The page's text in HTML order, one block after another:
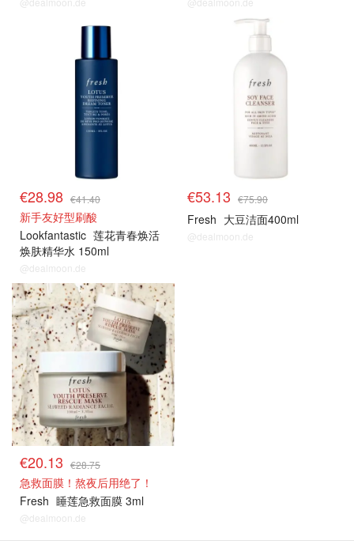
€28.98 €41.40
新手友好型刷酸
Lookfantastic 莲花青春焕活
焕肤精华水 150ml
@dealmoon.de
€53.13 €75.90
Fresh 大豆洁面400ml
@dealmoon.de
€20.13 €28.75
急救面膜！熬夜后用绝了！
Fresh 睡莲急救面膜 3ml
@dealmoon.de